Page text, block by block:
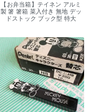
【お弁当箱】テイネン アルミ
製 箸 箸箱 菜入付き 無地 デッ
ドストック ブック型 特大